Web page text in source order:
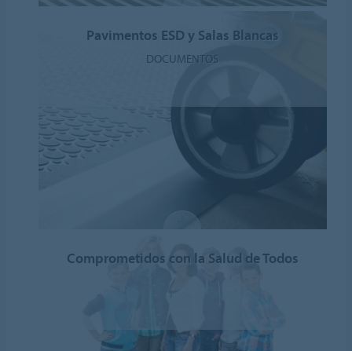
Pavimentos ESD y Salas Blancas
DOCUMENTOS
Comprometidos con la Salud de Todos